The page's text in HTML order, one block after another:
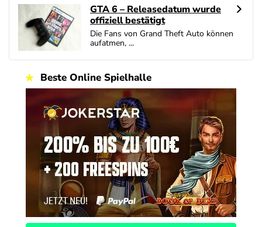
GTA 6 – Releasedatum wurde
offiziell bestätigt
Die Fans von Grand Theft Auto können
aufatmen, ...
Beste Online Spielhalle